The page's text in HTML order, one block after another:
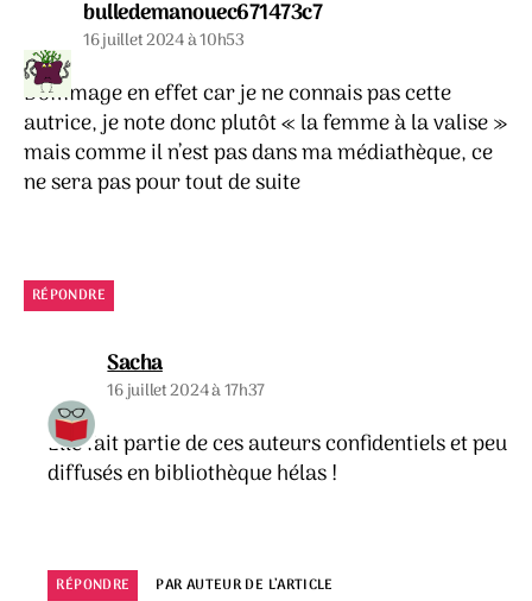
bulledemanouec671473c7dit :
16 juillet 2024 à 10h53
Dommage en effet car je ne connais pas cette
autrice, je note donc plutôt « la femme à la valise »
mais comme il n’est pas dans ma médiathèque, ce
ne sera pas pour tout de suite
RÉPONDRE
Sachadit :
16 juillet 2024 à 17h37
Elle fait partie de ces auteurs confidentiels et peu
diffusés en bibliothèque hélas !
RÉPONDRE PAR AUTEUR DE L’ARTICLE